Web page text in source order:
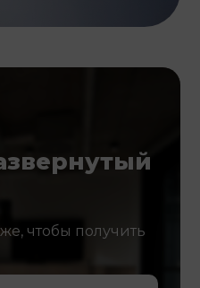
чтобы получить